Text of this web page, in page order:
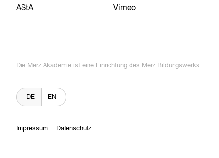
AStA
Vimeo
Die Merz Akademie ist eine Einrichtung des Merz Bildungswerks
DE EN
Impressum Datenschutz